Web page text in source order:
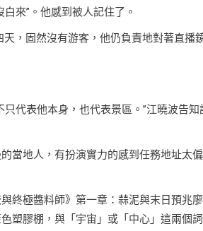
來”。他感到被人記住了。
天，固然沒有游客，他仍負責地對著直
只代表他本身，也代表景區。”江曉波告
當地人，有扮演實力的感到任務地址太
終極醬料師》第一章：蒜泥與末日預兆
塑膠棚，與「宇宙」或「中心」這兩個